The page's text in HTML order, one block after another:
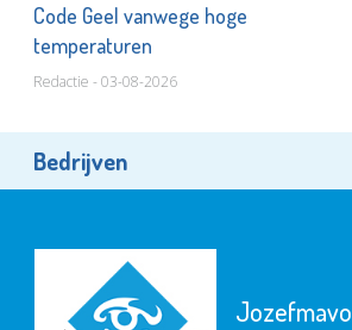
Code Geel vanwege hoge
temperaturen
Redactie - 03-08-2026
Bedrijven
Jozefmavo